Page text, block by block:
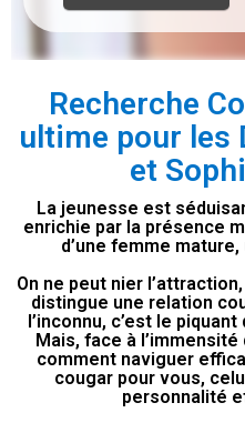
Recherche
ultime pour les
et
La jeunesse est
enrichie par la présence
d’une femme
On ne peut nier
distingue une relation
l’inconnu, c’est le
Mais, face à
comment naviguer
cougar pour vous,
personnalité